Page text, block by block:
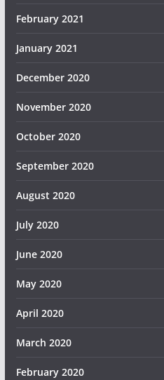
February 2021
January 2021
December 2020
November 2020
October 2020
September 2020
August 2020
July 2020
June 2020
May 2020
April 2020
March 2020
February 2020